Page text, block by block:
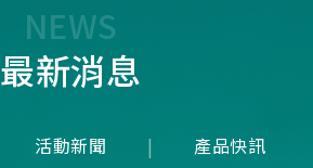
NEWS
最新消息
活動新聞 | 產品快訊